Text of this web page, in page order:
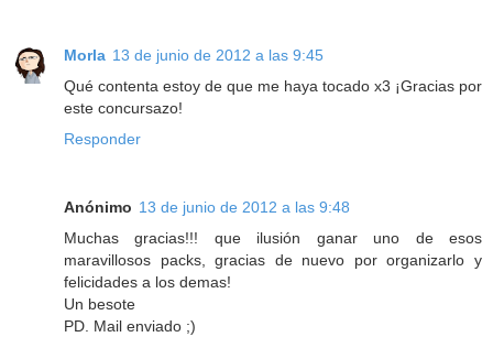
Morla 13 de junio de 2012 a las 9:45
Qué contenta estoy de que me haya tocado x3 ¡Gracias por
este concursazo!
Responder
Anónimo 13 de junio de 2012 a las 9:48
Muchas gracias!!! que ilusión ganar uno de esos
maravillosos packs, gracias de nuevo por organizarlo y
felicidades a los demas!
Un besote
PD. Mail enviado ;)